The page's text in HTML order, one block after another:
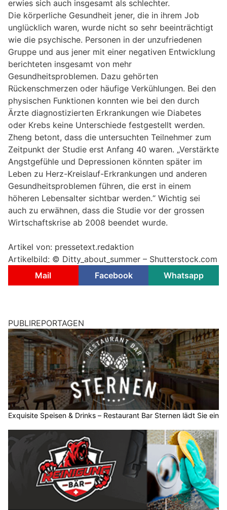
erwies sich auch insgesamt als schlechter.
Die körperliche Gesundheit jener, die in ihrem Job
unglücklich waren, wurde nicht so sehr beeinträchtigt
wie die psychische. Personen in der unzufriedenen
Gruppe und aus jener mit einer negativen Entwicklung
berichteten insgesamt von mehr
Gesundheitsproblemen. Dazu gehörten
Rückenschmerzen oder häufige Verkühlungen. Bei den
physischen Funktionen konnten wie bei den durch
Ärzte diagnostizierten Erkrankungen wie Diabetes
oder Krebs keine Unterschiede festgestellt werden.
Zheng betont, dass die untersuchten Teilnehmer zum
Zeitpunkt der Studie erst Anfang 40 waren. „Verstärkte
Angstgefühle und Depressionen könnten später im
Leben zu Herz-Kreislauf-Erkrankungen und anderen
Gesundheitsproblemen führen, die erst in einem
höheren Lebensalter sichtbar werden.“ Wichtig sei
auch zu erwähnen, dass die Studie vor der grossen
Wirtschaftskrise ab 2008 beendet wurde.
Artikel von: pressetext.redaktion
Artikelbild: © Ditty_about_summer – Shutterstock.com
Mail
Facebook Whatsapp
PUBLIREPORTAGEN
Exquisite Speisen & Drinks – Restaurant Bar Sternen lädt Sie ein